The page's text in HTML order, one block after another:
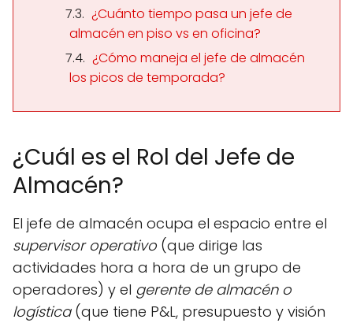
¿Cuánto tiempo pasa un jefe de
almacén en piso vs en oficina?
¿Cómo maneja el jefe de almacén
los picos de temporada?
¿Cuál es el Rol del Jefe de
Almacén?
El jefe de almacén ocupa el espacio entre el
supervisor operativo (que dirige las
actividades hora a hora de un grupo de
operadores) y el gerente de almacén o
logística(que tiene P&L, presupuesto y visión